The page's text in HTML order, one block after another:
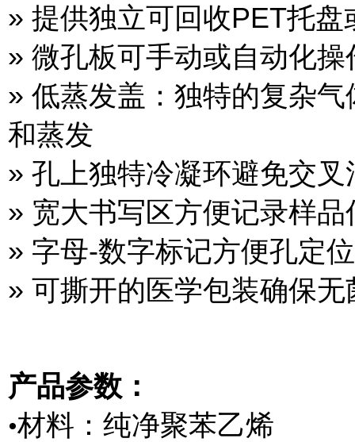
» 提供独立可回收PET托盘
» 微孔板可手动或自动化操
» 低蒸发盖：独特的复杂
和蒸发
» 孔上独特冷凝环避免交叉
» 宽大书写区方便记录样品
» 字母-数字标记方便孔定位
» 可撕开的医学包装确保无
产品参数：
•材料：纯净聚苯乙烯